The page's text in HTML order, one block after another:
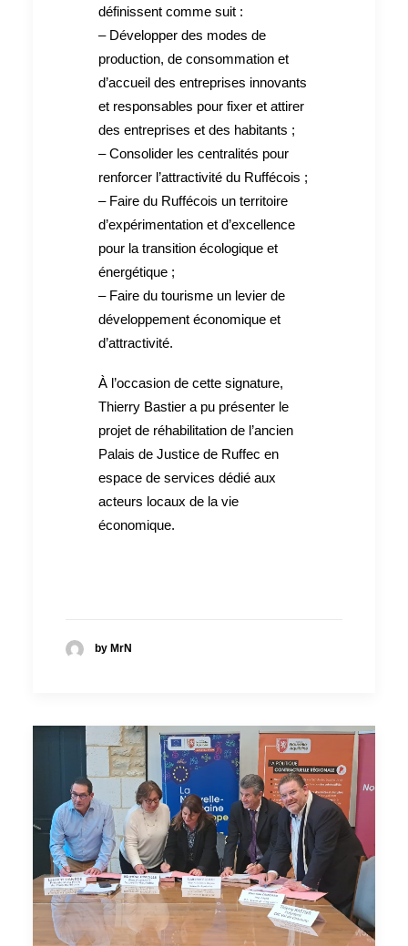
définissent comme suit :
– Développer des modes de
production, de consommation et
d’accueil des entreprises innovants
et responsables pour fixer et attirer
des entreprises et des habitants ;
– Consolider les centralités pour
renforcer l’attractivité du Ruffécois ;
– Faire du Ruffécois un territoire
d’expérimentation et d’excellence
pour la transition écologique et
énergétique ;
– Faire du tourisme un levier de
développement économique et
d’attractivité.
À l’occasion de cette signature,
Thierry Bastier a pu présenter le
projet de réhabilitation de l’ancien
Palais de Justice de Ruffec en
espace de services dédié aux
acteurs locaux de la vie
économique.
by MrN